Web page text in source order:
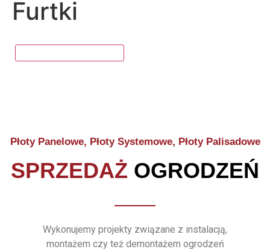
Furtki
Płoty Panelowe, Płoty Systemowe, Płoty Palisadowe
SPRZEDAŻ OGRODZEŃ
Wykonujemy projekty związane z instalacją,
montażem czy też demontażem ogrodzeń